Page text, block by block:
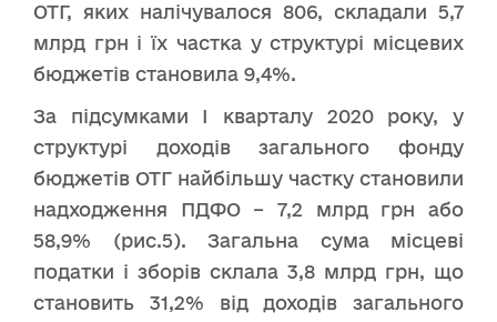
ОТГ, яких налічувалося 806, складали 5,7
млрд грн і їх частка у структурі місцевих
бюджетів становила 9,4%.
За підсумками І кварталу 2020 року, у
структурі доходів загального фонду
бюджетів ОТГ найбільшу частку становили
надходження ПДФО – 7,2 млрд грн або
58,9% (рис.5). Загальна сума місцеві
податки і зборів склала 3,8 млрд грн, що
становить 31,2% від доходів загального